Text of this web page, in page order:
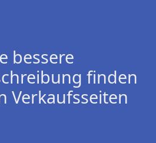
bessere
finden
Verkaufsseiten